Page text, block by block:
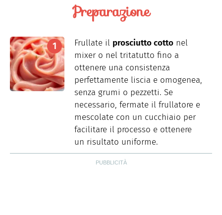
Preparazione
Frullate il prosciutto cotto nel
mixer o nel tritatutto fino a
ottenere una consistenza
perfettamente liscia e omogenea,
senza grumi o pezzetti. Se
necessario, fermate il frullatore e
mescolate con un cucchiaio per
facilitare il processo e ottenere
un risultato uniforme.